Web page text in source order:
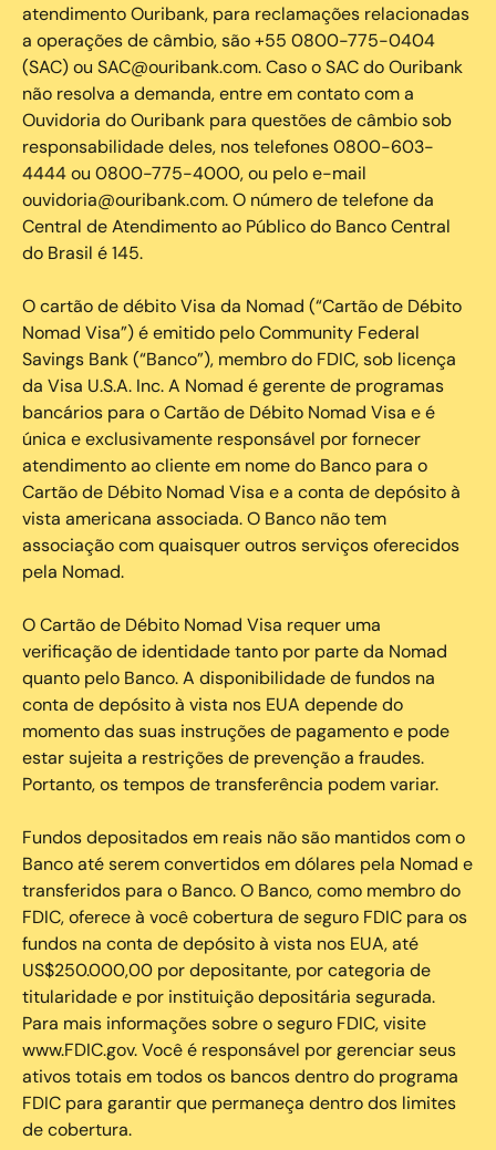
atendimento Ouribank, para reclamações relacionadas
a operações de câmbio, são +55 0800-775-0404
(SAC) ou SAC@ouribank.com. Caso o SAC do Ouribank
não resolva a demanda, entre em contato com a
Ouvidoria do Ouribank para questões de câmbio sob
responsabilidade deles, nos telefones 0800-603-
4444 ou 0800-775-4000, ou pelo e-mail
ouvidoria@ouribank.com. O número de telefone da
Central de Atendimento ao Público do Banco Central
do Brasil é 145.
O cartão de débito Visa da Nomad (“Cartão de Débito
Nomad Visa”) é emitido pelo Community Federal
Savings Bank (“Banco”), membro do FDIC, sob licença
da Visa U.S.A. Inc. A Nomad é gerente de programas
bancários para o Cartão de Débito Nomad Visa e é
única e exclusivamente responsável por fornecer
atendimento ao cliente em nome do Banco para o
Cartão de Débito Nomad Visa e a conta de depósito à
vista americana associada. O Banco não tem
associação com quaisquer outros serviços oferecidos
pela Nomad.
O Cartão de Débito Nomad Visa requer uma
verificação de identidade tanto por parte da Nomad
quanto pelo Banco. A disponibilidade de fundos na
conta de depósito à vista nos EUA depende do
momento das suas instruções de pagamento e pode
estar sujeita a restrições de prevenção a fraudes.
Portanto, os tempos de transferência podem variar.
Fundos depositados em reais não são mantidos com o
Banco até serem convertidos em dólares pela Nomad e
transferidos para o Banco. O Banco, como membro do
FDIC, oferece à você cobertura de seguro FDIC para os
fundos na conta de depósito à vista nos EUA, até
US$250.000,00 por depositante, por categoria de
titularidade e por instituição depositária segurada.
Para mais informações sobre o seguro FDIC, visite
www.FDIC.gov. Você é responsável por gerenciar seus
ativos totais em todos os bancos dentro do programa
FDIC para garantir que permaneça dentro dos limites
de cobertura.